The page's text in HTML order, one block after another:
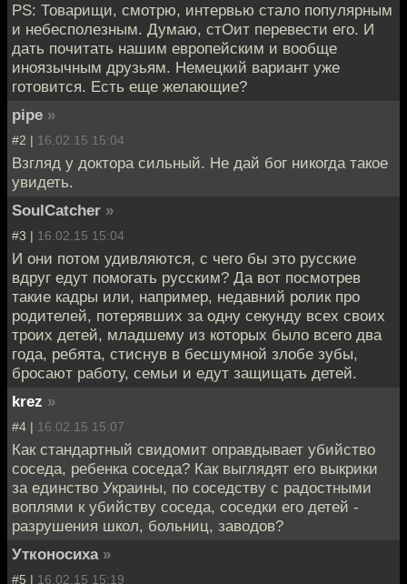
PS: Товарищи, смотрю, интервью стало популярным
и небесполезным. Думаю, стОит перевести его. И
дать почитать нашим европейским и вообще
иноязычным друзьям. Немецкий вариант уже
готовится. Есть еще желающие?
pipe »
#2 | 16.02.15 15:04
Взгляд у доктора сильный. Не дай бог никогда такое
увидеть.
SoulCatcher »
#3 | 16.02.15 15:04
И они потом удивляются, с чего бы это русские
вдруг едут помогать русским? Да вот посмотрев
такие кадры или, например, недавний ролик про
родителей, потерявших за одну секунду всех своих
троих детей, младшему из которых было всего два
года, ребята, стиснув в бесшумной злобе зубы,
бросают работу, семьи и едут защищать детей.
krez »
#4 | 16.02.15 15:07
Как стандартный свидомит оправдывает убийство
соседа, ребенка соседа? Как выглядят его выкрики
за единство Украины, по соседству с радостными
воплями к убийству соседа, соседки его детей -
разрушения школ, больниц, заводов?
Утконосиха »
#5 | 16.02.15 15:19